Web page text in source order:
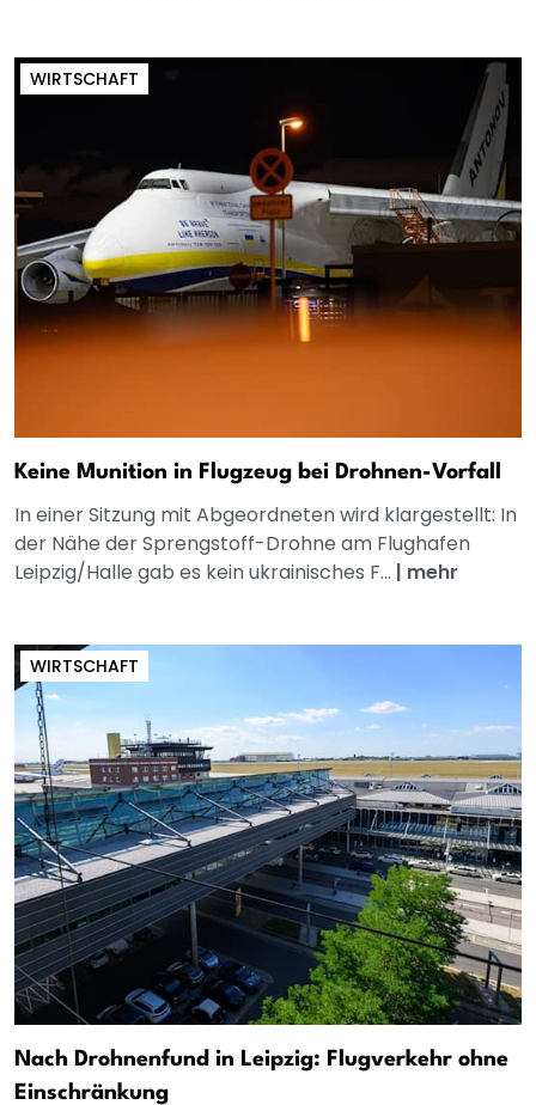
WIRTSCHAFT
Keine Munition in Flugzeug bei Drohnen-Vorfall
In einer Sitzung mit Abgeordneten wird klargestellt: In
der Nähe der Sprengstoff-Drohne am Flughafen
Leipzig/Halle gab es kein ukrainisches F... | mehr
WIRTSCHAFT
Nach Drohnenfund in Leipzig: Flugverkehr ohne
Einschränkung